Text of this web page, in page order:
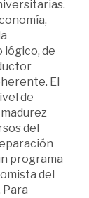
lógico, de
El
de
del
programa
del
Para